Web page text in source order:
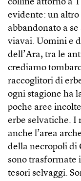
colline attorno a
evidente: un
abbandonato a se
viavai. Uomini e
dell’Ara, tra le
crediamo
raccoglitori di
ogni stagione ha
poche aree
erbe selvatiche. I
anche l’area
della necropoli di
sono trasformate
tesori selvaggi.